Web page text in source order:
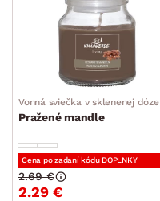
Vonná sviečka v sklenenej dóze
Pražené mandle
Cena po zadaní kódu DOPLNKY
2.29 €
2.69 €